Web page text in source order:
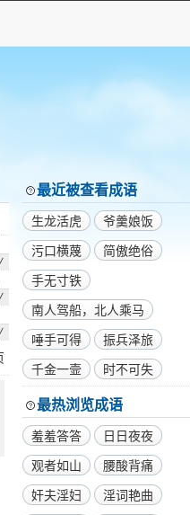
最近被查看成语
生龙活虎
爷羹娘饭
污口横蔑
简傲绝俗
手无寸铁
南人驾船，北人乘马
唾手可得
振兵泽旅
千金一壸
时不可失
最热浏览成语
羞羞答答
日日夜夜
观者如山
腰酸背痛
奸夫淫妇
淫词艳曲